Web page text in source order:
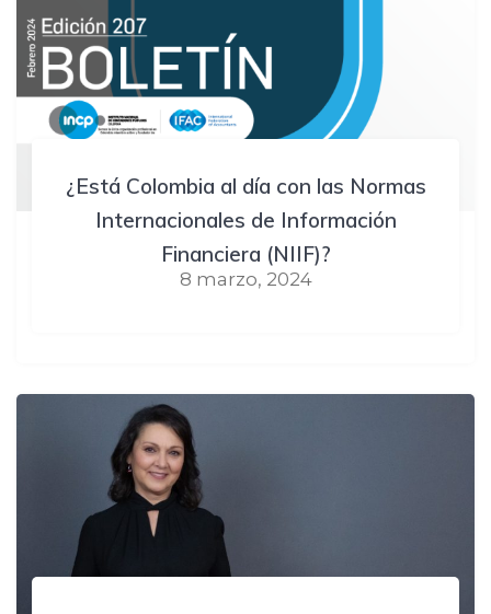
¿Está Colombia al día con las Normas
Internacionales de Información
Financiera (NIIF)?
8 marzo, 2024